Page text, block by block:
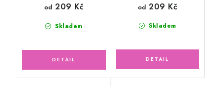
Skladem
od 209 Kč
Skladem
od 209 Kč